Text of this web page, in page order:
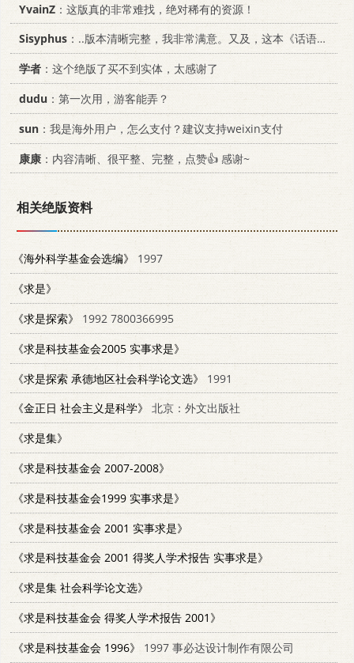
YvainZ ：这版真的非常难找，绝对稀有的资源！
Sisyphus ：..版本清晰完整，我非常满意。又及，这本《话语的真相》...
学者 ：这个绝版了买不到实体，太感谢了
dudu ：第一次用，游客能弄？
sun ：我是海外用户，怎么支付？建议支持weixin支付
康康 ：内容清晰、很平整、完整，点赞👍 感谢~
相关绝版资料
《海外科学基金会选编》
1997
《求是》
《求是探索》
1992 7800366995
《求是科技基金会2005 实事求是》
《求是探索 承德地区社会科学论文选》
1991
《金正日 社会主义是科学》
北京：外文出版社
《求是集》
《求是科技基金会 2007-2008》
《求是科技基金会1999 实事求是》
《求是科技基金会 2001 实事求是》
《求是科技基金会 2001 得奖人学术报告 实事求是》
《求是集 社会科学论文选》
《求是科技基金会 得奖人学术报告 2001》
《求是科技基金会 1996》
1997 事必达设计制作有限公司